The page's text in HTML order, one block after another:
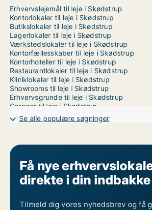
Erhvervslejemål til leje i Skødstrup
Kontorlokaler til leje i Skødstrup
Butikslokaler til leje i Skødstrup
Lagerlokaler til leje i Skødstrup
Værkstedslokaler til leje i Skødstrup
Kontorfællesskaber til leje i Skødstrup
Kontorhoteller til leje i Skødstrup
Restaurantlokaler til leje i Skødstrup
Kliniklokaler til leje i Skødstrup
Showrooms til leje i Skødstrup
Erhvervsgrunde til leje i Skødstrup
Garager til leje i Skødstrup
Erhvervslokaler til leje i Randers
Erhvervslokaler til leje i Vejle
Se alle populære søgninger
Få nye
direkte i din indbakke
Tilmeld dig vores nyhedsbrev og få